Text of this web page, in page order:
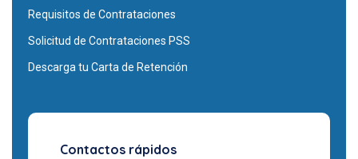
Requisitos de Contrataciones
Solicitud de Contrataciones PSS
Descarga tu Carta de Retención
Contactos rápidos